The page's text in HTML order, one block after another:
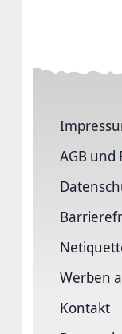
AGB und
Werben
Kontakt